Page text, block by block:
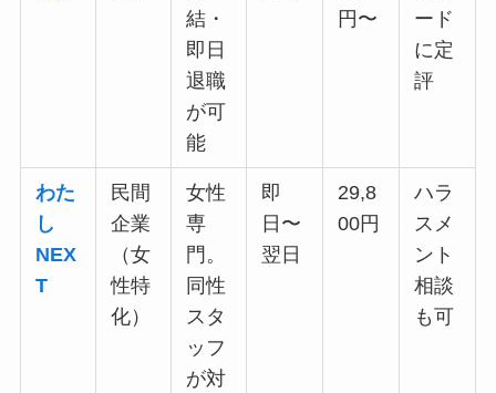
結・
即日
退職
が可
能
円〜
ード
に定
評
わた
し
NEX
T
民間
企業
（女
性特
化）
女性
専
門。
同性
スタ
ッフ
が対
即
日〜
翌日
29,8
00円
ハラ
スメ
ント
相談
も可